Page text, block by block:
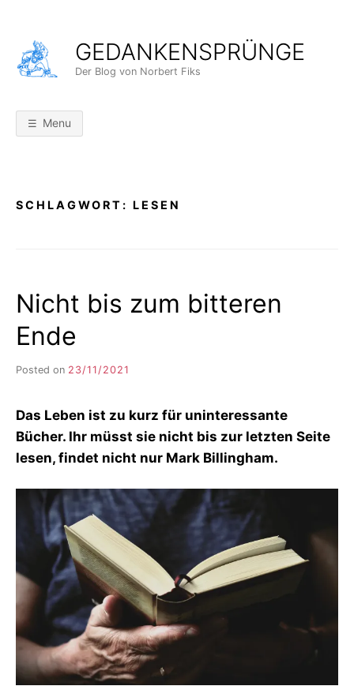
content
GEDANKENSPRÜNGE
Der Blog von Norbert Fiks
Menu
SCHLAGWORT: LESEN
Nicht bis zum bitteren
Ende
Posted on 23/11/2021
I
K
L
R
Das Leben ist zu kurz für uninteressante
Bücher. Ihr müsst sie nicht bis zur letzten Seite
lesen, findet nicht nur Mark Billingham.